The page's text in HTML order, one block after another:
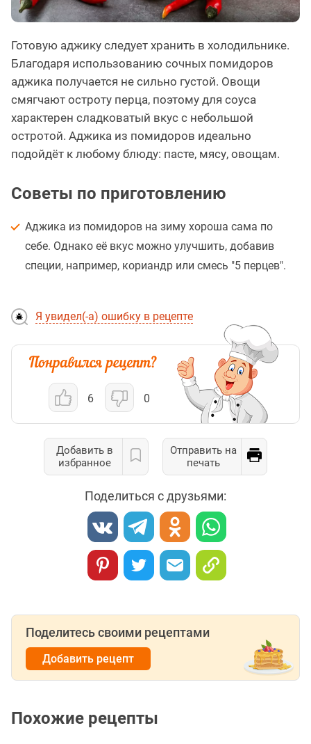
Готовую аджику следует хранить в холодильнике.
Благодаря использованию сочных помидоров
аджика получается не сильно густой. Овощи
смягчают остроту перца, поэтому для соуса
характерен сладковатый вкус с небольшой
остротой. Аджика из помидоров идеально
подойдёт к любому блюду: пасте, мясу, овощам.
Советы по приготовлению
Аджика из помидоров на зиму хороша сама по
себе. Однако её вкус можно улучшить, добавив
специи, например, кориандр или смесь "5 перцев".
Я увидел(-а) ошибку в рецепте
6 0
Добавить в
избранное
Отправить на
печать
Поделиться с друзьями:
Поделитесь своими рецептами
Добавить рецепт
Похожие рецепты